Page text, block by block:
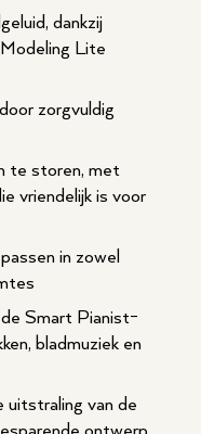
dankzij
Modeling Lite
zorgvuldig
te storen, met
vriendelijk is voor
in zowel
Smart Pianist-
bladmuziek en
uitstraling van de